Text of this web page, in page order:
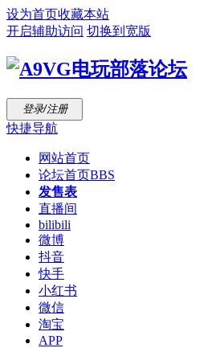
设为首页收藏本站
开启辅助访问 切换到宽版
登录/注册
快捷导航
网站首页
论坛首页BBS
发售表
直播间
bilibili
微博
抖音
快手
小红书
微信
淘宝
APP